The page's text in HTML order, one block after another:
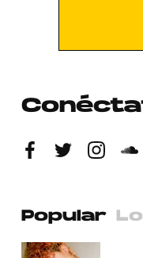
Popular